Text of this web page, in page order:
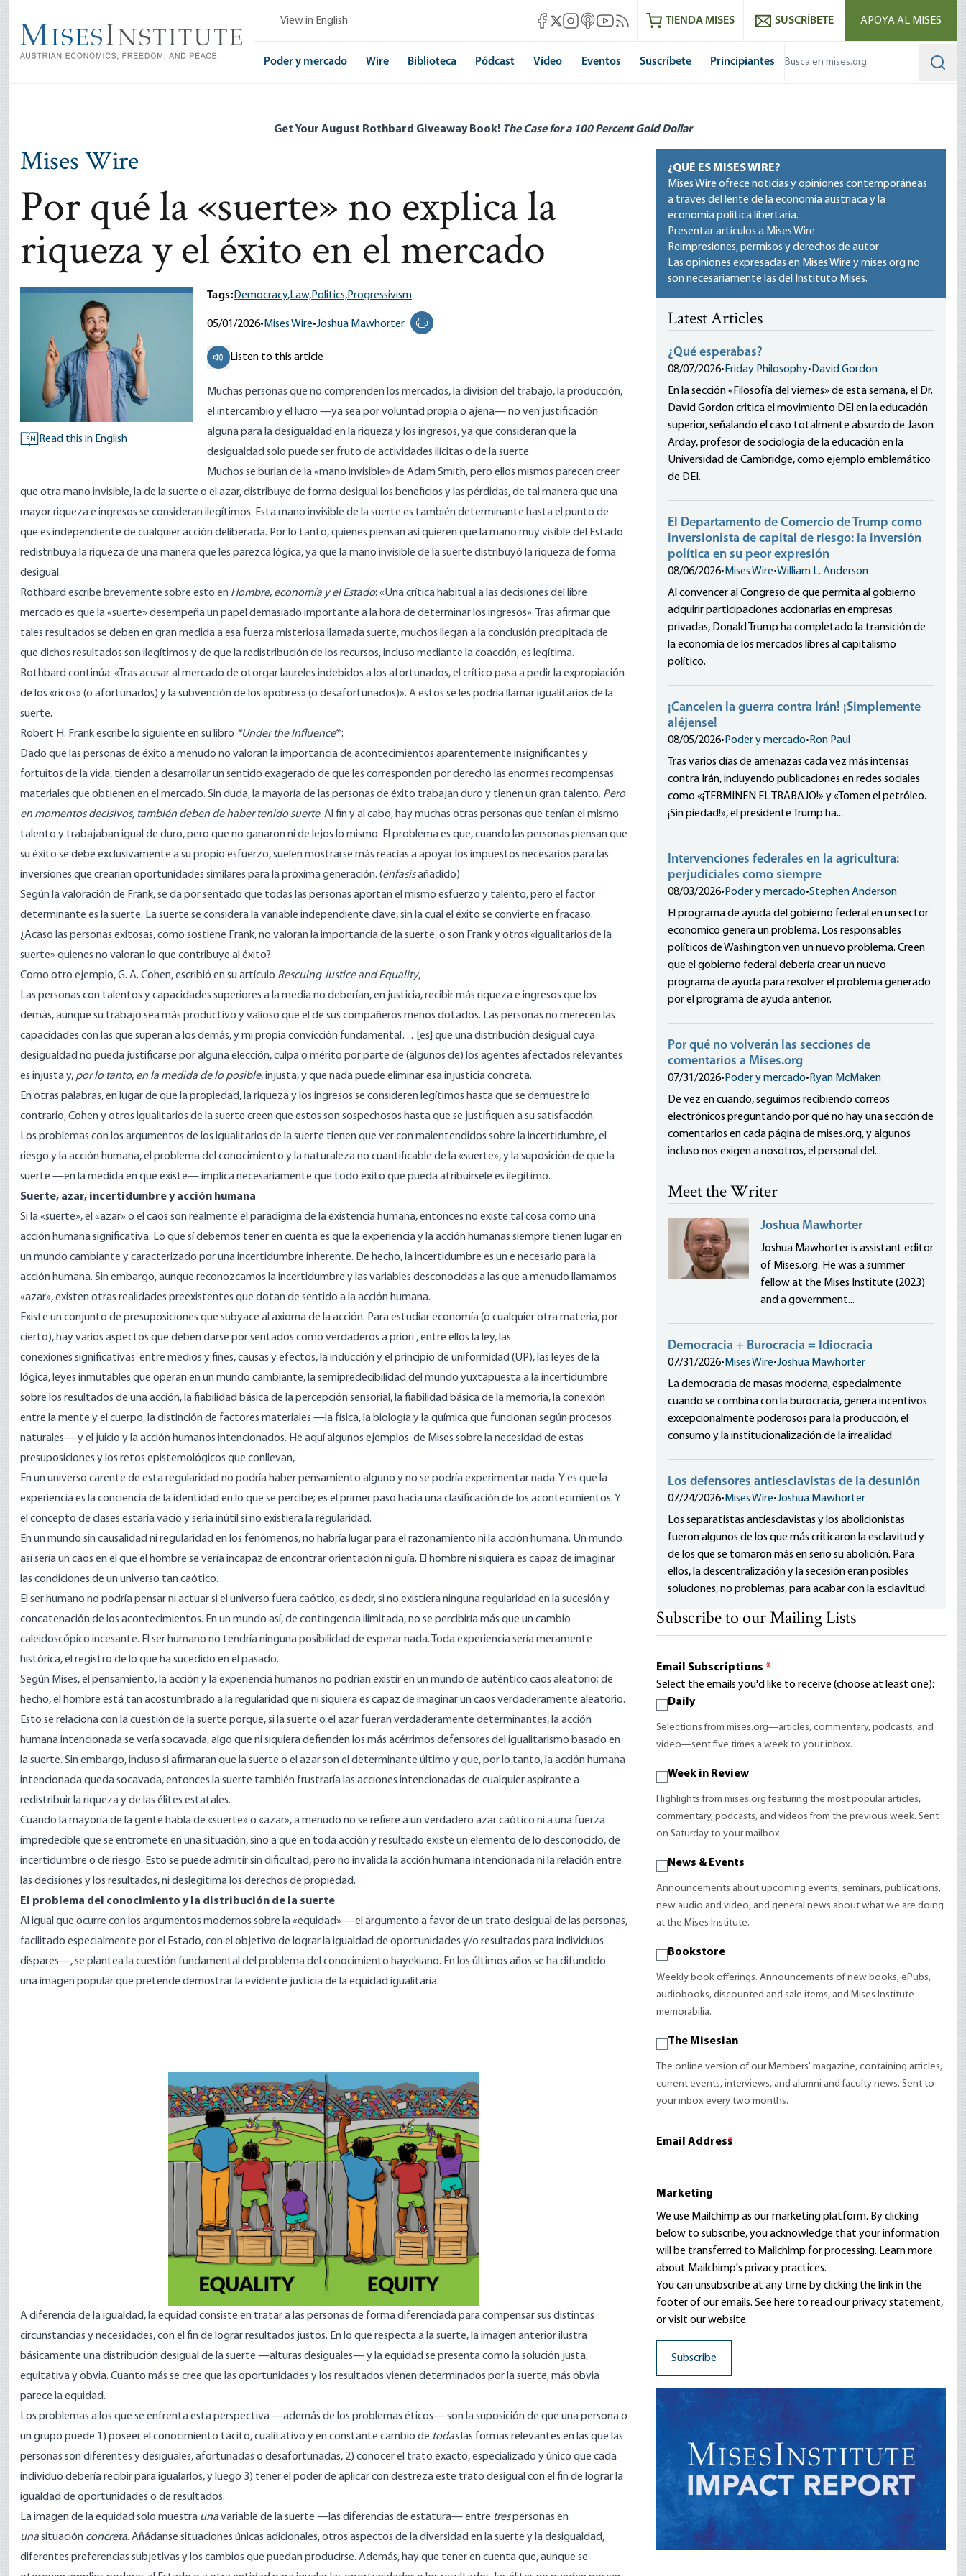
main
content
View in English Mises Facebook
Mises X
Mises Instagram
Mises itunes
Mises Youtube
Mises RSS feedTIENDA MISES SUSCRÍBETE APOYA AL MISES
Poder y mercado Wire Biblioteca Pódcast Vídeo Eventos Suscríbete Principiantes
Get Your August Rothbard Giveaway Book! The Case for a 100 Percent Gold Dollar
Mises Wire
Por qué la «suerte» no explica la
riqueza y el éxito en el mercado
EN Read this in English
Tags:Democracy,Law,Politics,Progressivism
05/01/2026• Mises Wire•Joshua Mawhorter
Print this page
Listen to this article
Muchas personas que no comprenden los mercados, la división del trabajo, la producción,
el intercambio y el lucro —ya sea por voluntad propia o ajena— no ven justificación
alguna para la desigualdad en la riqueza y los ingresos, ya que consideran que la
desigualdad solo puede ser fruto de actividades ilícitas o de la suerte.
Muchos se burlan de la «mano invisible» de Adam Smith, pero ellos mismos parecen creer
que otra mano invisible, la de la suerte o el azar, distribuye de forma desigual los beneficios y las pérdidas, de tal manera que una
mayor riqueza e ingresos se consideran ilegítimos. Esta mano invisible de la suerte es también determinante hasta el punto de
que es independiente de cualquier acción deliberada. Por lo tanto, quienes piensan así quieren que la mano muy visible del Estado
redistribuya la riqueza de una manera que les parezca lógica, ya que la mano invisible de la suerte distribuyó la riqueza de forma
desigual.
Rothbard escribe brevemente sobre esto en Hombre, economía y el Estado: «Una crítica habitual a las decisiones del libre
mercado es que la «suerte» desempeña un papel demasiado importante a la hora de determinar los ingresos». Tras afirmar que
tales resultados se deben en gran medida a esa fuerza misteriosa llamada suerte, muchos llegan a la conclusión precipitada de
que dichos resultados son ilegítimos y de que la redistribución de los recursos, incluso mediante la coacción, es legítima.
Rothbard continúa: «Tras acusar al mercado de otorgar laureles indebidos a los afortunados, el crítico pasa a pedir la expropiación
de los «ricos» (o afortunados) y la subvención de los «pobres» (o desafortunados)». A estos se les podría llamar igualitarios de la
suerte.
Robert H. Frankescribe lo siguiente en su libro *Under the Influence*:
Dado que las personas de éxito a menudo no valoran la importancia de acontecimientos aparentemente insignificantes y
fortuitos de la vida, tienden a desarrollar un sentido exagerado de que les corresponden por derecho las enormes recompensas
materiales que obtienen en el mercado. Sin duda, la mayoría de las personas de éxito trabajan duro y tienen un gran talento. Pero
en momentos decisivos, también deben de haber tenido suerte. Al fin y al cabo, hay muchas otras personas que tenían el mismo
talento y trabajaban igual de duro, pero que no ganaron ni de lejos lo mismo. El problema es que, cuando las personas piensan que
su éxito se debe exclusivamente a su propio esfuerzo, suelen mostrarse más reacias a apoyar los impuestos necesarios para las
inversiones que crearían oportunidades similares para la próxima generación. (énfasisañadido)
Según la valoración de Frank, se da por sentado que todas las personas aportan el mismo esfuerzo y talento, pero el factor
determinante es la suerte. La suerte se considera la variable independiente clave, sin la cual el éxito se convierte en fracaso.
¿Acaso las personas exitosas, como sostiene Frank, no valoran la importancia de la suerte, o son Frank y otros «igualitarios de la
suerte» quienes no valoran lo que contribuye al éxito?
Como otro ejemplo, G. A. Cohen, escribió en su artículo Rescuing Justice and Equality,
Las personas con talentos y capacidades superiores a la media no deberían, en justicia, recibir más riqueza e ingresos que los
demás, aunque su trabajo sea más productivo y valioso que el de sus compañeros menos dotados. Las personas no merecen las
capacidades con las que superan a los demás, y mi propia convicción fundamental… [es] que una distribución desigual cuya
desigualdad no pueda justificarse por alguna elección, culpa o mérito por parte de (algunos de) los agentes afectados relevantes
es injusta y, por lo tanto, en la medida de lo posible, injusta, y que nada puede eliminar esa injusticia concreta.
En otras palabras, en lugar de que la propiedad, la riqueza y los ingresos se consideren legítimos hasta que se demuestre lo
contrario, Cohen y otros igualitarios de la suerte creen que estos son sospechosos hasta que se justifiquen a su satisfacción.
Los problemas con los argumentos de los igualitarios de la suerte tienen que ver con malentendidos sobre la incertidumbre, el
riesgo y la acción humana, el problema del conocimiento y la naturaleza no cuantificable de la «suerte», y la suposición de que la
suerte —en la medida en que existe— implica necesariamente que todo éxito que pueda atribuírsele es ilegítimo.
Suerte, azar, incertidumbre y acción humana
Si la «suerte», el «azar» o el caos son realmente el paradigma de la existencia humana, entonces no existe tal cosa como una
acción humana significativa. Lo que sí debemos tener en cuenta es que la experiencia y la acción humanas siempre tienen lugar en
un mundo cambiante y caracterizado por una incertidumbre inherente. De hecho, la incertidumbre es un e necesario para la
acción humana. Sin embargo, aunque reconozcamos la incertidumbre y las variables desconocidas a las que a menudo llamamos
«azar», existen otras realidades preexistentes que dotan de sentido a la acción humana.
Existe un conjunto de presuposiciones que subyace al axioma de la acción. Para estudiar economía (o cualquier otra materia, por
cierto), hay varios aspectos que deben darse por sentados como verdaderos a priori , entre ellos la ley, las
conexiones significativas entre medios y fines, causas y efectos, la induccióny el principio de uniformidad (UP), las leyes de la
lógica, leyes inmutables que operan en un mundo cambiante, la semipredecibilidad del mundo yuxtapuesta a la incertidumbre
sobre los resultados de una acción, la fiabilidad básica de la percepción sensorial, la fiabilidad básica de la memoria, la conexión
entre la mente y el cuerpo, la distinciónde factores materiales —la física, la biología y la química que funcionan según procesos
naturales— y el juicio y la acción humanos intencionados. He aquíalgunos ejemplos de Mises sobre la necesidad de estas
presuposiciones y los retos epistemológicos que conllevan,
En un universo carente de esta regularidad no podría haber pensamiento alguno y no se podría experimentar nada. Y es que la
experiencia es la conciencia de la identidad en lo que se percibe; es el primer paso hacia una clasificación de los acontecimientos. Y
el concepto de clases estaría vacío y sería inútil si no existiera la regularidad.
En un mundo sin causalidad ni regularidad en los fenómenos, no habría lugar para el razonamiento ni la acción humana. Un mundo
así sería un caos en el que el hombre se vería incapaz de encontrar orientación ni guía. El hombre ni siquiera es capaz de imaginar
las condiciones de un universo tan caótico.
El ser humano no podría pensar ni actuar si el universo fuera caótico, es decir, si no existiera ninguna regularidad en la sucesión y
concatenación de los acontecimientos. En un mundo así, de contingencia ilimitada, no se percibiría más que un cambio
caleidoscópico incesante. El ser humano no tendría ninguna posibilidad de esperar nada. Toda experiencia sería meramente
histórica, el registro de lo que ha sucedido en el pasado.
Según Mises, el pensamiento, la acción y la experiencia humanos no podrían existir en un mundo de auténtico caos aleatorio; de
hecho, el hombre está tan acostumbrado a la regularidad que ni siquiera es capaz de imaginar un caos verdaderamente aleatorio.
Esto se relaciona con la cuestión de la suerte porque, si la suerte o el azar fueran verdaderamente determinantes, la acción
humana intencionada se vería socavada, algo que ni siquiera defienden los más acérrimos defensores del igualitarismo basado en
la suerte. Sin embargo, incluso si afirmaran que la suerte o el azar son el determinante último y que, por lo tanto, la acción humana
intencionada queda socavada, entonces la suerte también frustraría las acciones intencionadas de cualquier aspirante a
redistribuir la riqueza y de las élites estatales.
Cuando la mayoría de la gente habla de «suerte» o «azar», a menudo no se refiere a un verdadero azar caótico ni a una fuerza
impredecible que se entromete en una situación, sino a que en toda acción y resultado existe un elemento de lo desconocido, de
incertidumbre o de riesgo. Esto se puede admitir sin dificultad, pero no invalida la acción humana intencionada ni la relación entre
las decisiones y los resultados, ni deslegitima los derechos de propiedad.
El problema del conocimiento y la distribución de la suerte
Al igual que ocurre con los argumentos modernos sobre la «equidad» —el argumento a favor de un trato desigual de las personas,
facilitado especialmente por el Estado, con el objetivo de lograr la igualdad de oportunidades y/o resultados para individuos
dispares—, se plantea la cuestión fundamental del problema del conocimiento hayekiano. En los últimos años se ha difundido
unaimagen popularque pretende demostrar la evidente justicia de la equidad igualitaria:
A diferencia de la igualdad, la equidad consiste en tratar a las personas de forma diferenciada para compensar sus distintas
circunstancias y necesidades, con el fin de lograr resultados justos. En lo que respecta a la suerte, la imagen anterior ilustra
básicamente una distribución desigual de la suerte —alturas desiguales— y la equidad se presenta como la solución justa,
equitativa y obvia. Cuanto más se cree que las oportunidades y los resultados vienen determinados por la suerte, más obvia
parece la equidad.
Los problemas a los que se enfrenta esta perspectiva —además de los problemas éticos— son la suposición de que una persona o
un grupo puede 1) poseer el conocimiento tácito, cualitativo y en constante cambio de todas las formas relevantes en las que las
personas son diferentes y desiguales, afortunadas o desafortunadas, 2) conocer el trato exacto, especializado y único que cada
individuo debería recibir para igualarlos, y luego 3) tener el poder de aplicar con destreza este trato desigual con el fin de lograr la
igualdad de oportunidades o de resultados.
La imagen de la equidad solo muestra unavariable de la suerte —las diferencias de estatura— entre trespersonas en
unasituación concreta. Añádanse situaciones únicas adicionales, otros aspectos de la diversidad en la suerte y la desigualdad,
diferentes preferencias subjetivas y los cambios que puedan producirse. Además, hay que tener en cuenta que, aunque se
¿QUÉ ES MISES WIRE?
Mises Wire ofrece noticias y opiniones contemporáneas
a través del lente de la economía austriaca y la
economía política libertaria.
Presentar artículos a Mises Wire
Reimpresiones, permisos y derechos de autor
Las opiniones expresadas en Mises Wire y mises.org no
son necesariamente las del Instituto Mises.
Latest Articles
¿Qué esperabas?
08/07/2026• Friday Philosophy• David Gordon
En la sección «Filosofía del viernes» de esta semana, el Dr.
David Gordon critica el movimiento DEI en la educación
superior, señalando el caso totalmente absurdo de Jason
Arday, profesor de sociología de la educación en la
Universidad de Cambridge, como ejemplo emblemático
de DEI.
El Departamento de Comercio de Trump como
inversionista de capital de riesgo: la inversión
política en su peor expresión
08/06/2026• Mises Wire•William L. Anderson
Al convencer al Congreso de que permita al gobierno
adquirir participaciones accionarias en empresas
privadas, Donald Trump ha completado la transición de
la economía de los mercados libres al capitalismo
político.
¡Cancelen la guerra contra Irán! ¡Simplemente
aléjense!
08/05/2026• Poder y mercado• Ron Paul
Tras varios días de amenazas cada vez más intensas
contra Irán, incluyendo publicaciones en redes sociales
como «¡TERMINEN EL TRABAJO!» y «Tomen el petróleo.
¡Sin piedad!», el presidente Trump ha...
Intervenciones federales en la agricultura:
perjudiciales como siempre
08/03/2026• Poder y mercado•Stephen Anderson
El programa de ayuda del gobierno federal en un sector
economico genera un problema. Los responsables
políticos de Washington ven un nuevo problema. Creen
que el gobierno federal debería crear un nuevo
programa de ayuda para resolver el problema generado
por el programa de ayuda anterior.
Por qué no volverán las secciones de
comentarios a Mises.org
07/31/2026• Poder y mercado• Ryan McMaken
De vez en cuando, seguimos recibiendo correos
electrónicos preguntando por qué no hay una sección de
comentarios en cada página de mises.org, y algunos
incluso nos exigen a nosotros, el personal del...
Meet the Writer
Joshua Mawhorter
Joshua Mawhorter is assistant editor
of Mises.org. He was a summer
fellow at the Mises Institute (2023)
and a government...
Democracia + Burocracia = Idiocracia
07/31/2026• Mises Wire•Joshua Mawhorter
La democracia de masas moderna, especialmente
cuando se combina con la burocracia, genera incentivos
excepcionalmente poderosos para la producción, el
consumo y la institucionalización de la irrealidad.
Los defensores antiesclavistas de la desunión
07/24/2026• Mises Wire•Joshua Mawhorter
Los separatistas antiesclavistas y los abolicionistas
fueron algunos de los que más criticaron la esclavitud y
de los que se tomaron más en serio su abolición. Para
ellos, la descentralización y la secesión eran posibles
soluciones, no problemas, para acabar con la esclavitud.
Subscribe to our Mailing Lists
Email Subscriptions *
Select the emails you'd like to receive (choose at least one):
Daily
Selections from mises.org—articles, commentary, podcasts, and
video—sent five times a week to your inbox.
Week in Review
Highlights from mises.org featuring the most popular articles,
commentary, podcasts, and videos from the previous week. Sent
on Saturday to your mailbox.
News & Events
Announcements about upcoming events, seminars, publications,
new audio and video, and general news about what we are doing
at the Mises Institute.
Bookstore
Weekly book offerings. Announcements of new books, ePubs,
audiobooks, discounted and sale items, and Mises Institute
memorabilia.
The Misesian
The online version of our Members' magazine, containing articles,
current events, interviews, and alumni and faculty news. Sent to
your inbox every two months.
Email Address
*
Marketing
We use Mailchimp as our marketing platform. By clicking
below to subscribe, you acknowledge that your information
will be transferred to Mailchimp for processing. Learn more
about Mailchimp's privacy practices.
You can unsubscribe at any time by clicking the link in the
footer of our emails. See here to read ourprivacy statement,
or visit our website.